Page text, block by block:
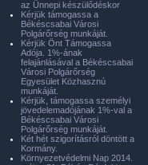
az Ünnepi készülődéskor
Kérjük támogassa a
Békéscsabai Városi
Polgárőrség munkáját.
Kérjük Önt Támogassa
Adója. 1%-ának
felajánlásával a Békéscsabai
Városi Polgárőrség
Egyesület Közhasznú
munkáját.
Kérjük, támogassa személyi
jövedelemadójának 1%-val a
Békéscsabai Városi
Polgárőrség munkáját.
Két hét szigorításról döntött a
Kormány.
Környezetvédelmi Nap 2014.